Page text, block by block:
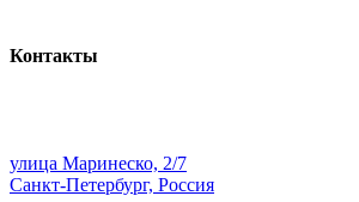
Контакты
улица Маринеско, 2/7
Санкт-Петербург, Россия